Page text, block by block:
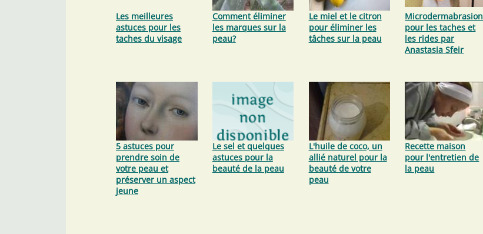
Les meilleures
astuces pour les
taches du visage
Comment éliminer
les marques sur la
peau?
Le miel et le citron
pour éliminer les
tâches sur la peau
Microdermabrasion
pour les taches et
les rides par
Anastasia Sfeir
5 astuces pour
prendre soin de
votre peau et
préserver un aspect
jeune
Le sel et quelques
astuces pour la
beauté de la peau
L'huile de coco, un
allié naturel pour la
beauté de votre
peau
Recette maison
pour l'entretien de
la peau